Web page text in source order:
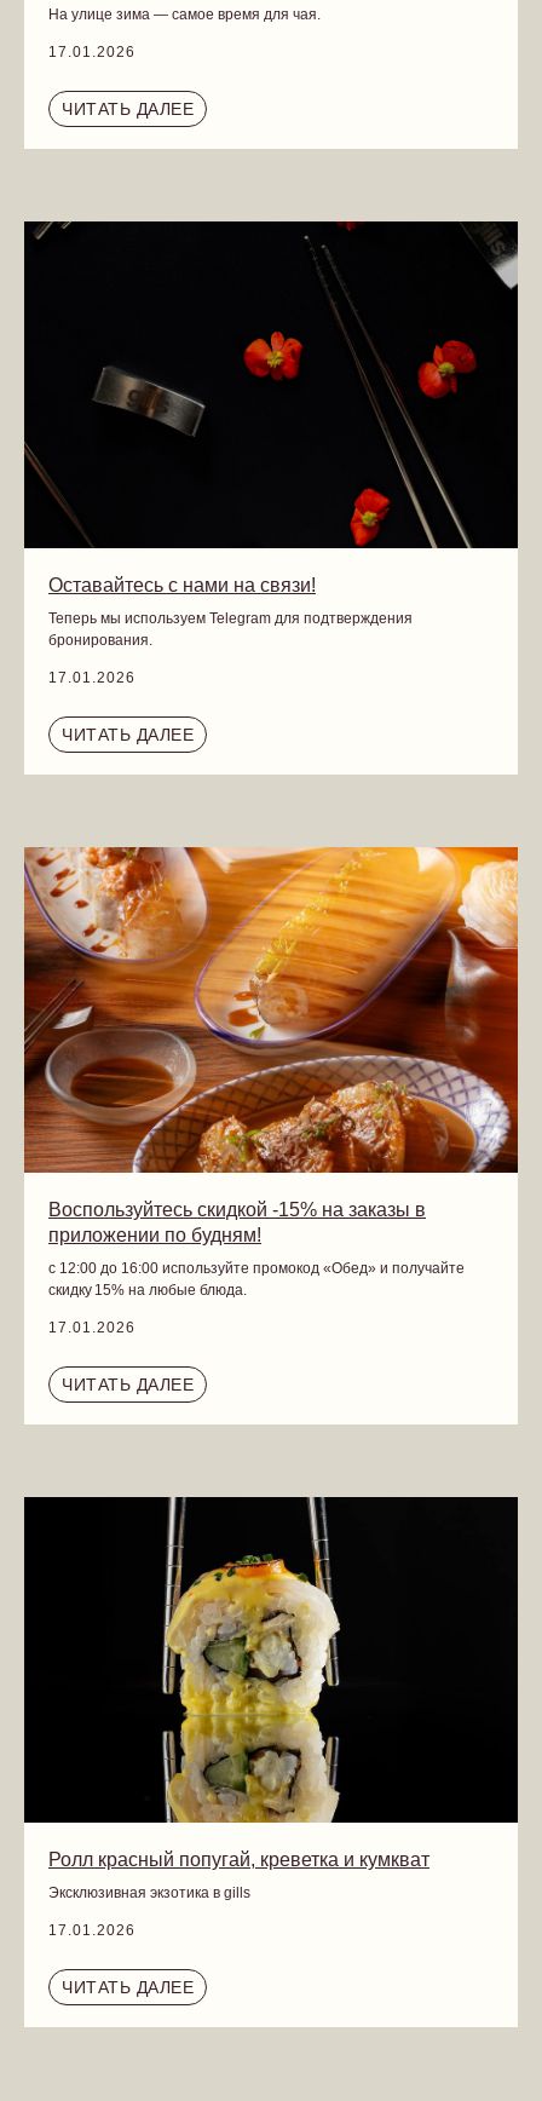
На улице зима — самое время для чая.
17.01.2026
ЧИТАТЬ ДАЛЕЕ
Оставайтесь с нами на связи!
Теперь мы используем Telegram для подтверждения
бронирования.
17.01.2026
ЧИТАТЬ ДАЛЕЕ
Воспользуйтесь скидкой -15% на заказы в
приложении по будням!
с 12:00 до 16:00 используйте промокод «Обед» и получайте
скидку 15% на любые блюда.
17.01.2026
ЧИТАТЬ ДАЛЕЕ
Ролл красный попугай, креветка и кумкват
Эксклюзивная экзотика в gills
17.01.2026
ЧИТАТЬ ДАЛЕЕ
ОБРАТНАЯ СВЯЗЬ
ОТПРАВИТЬ
КОНТАКТЫ
info@gillscafe.ru
+7 (921) 907 36 11
ДОСТАВКА
12:00 - 22:45
+7 (994) 431-66-98
служба поддержки:
карта доставки
КАК ДОБРАТЬСЯ
Казанская, 8–10
контакты